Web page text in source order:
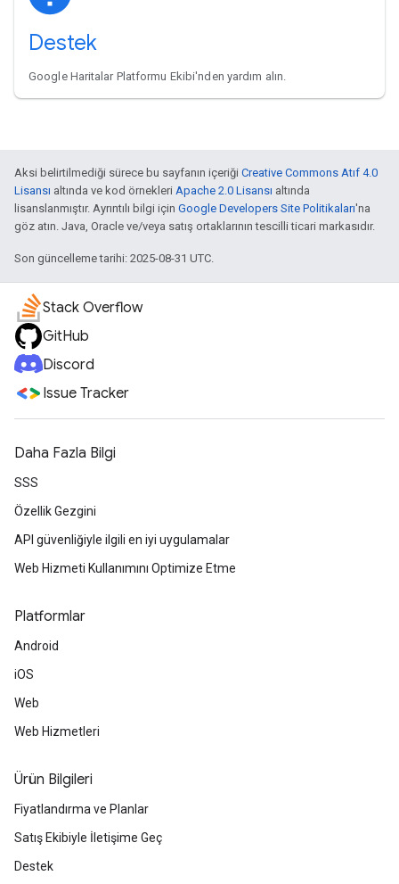
Destek
Google Haritalar Platformu Ekibi'nden yardım alın.
Aksi belirtilmediği sürece bu sayfanın içeriği Creative Commons Atıf 4.0
Lisansı altında ve kod örnekleri Apache 2.0 Lisansı altında
lisanslanmıştır. Ayrıntılı bilgi için Google Developers Site Politikaları'na
göz atın. Java, Oracle ve/veya satış ortaklarının tescilli ticari markasıdır.
Son güncelleme tarihi: 2025-08-31 UTC.
Stack Overflow
GitHub
Discord
Issue Tracker
Daha Fazla Bilgi
SSS
Özellik Gezgini
API güvenliğiyle ilgili en iyi uygulamalar
Web Hizmeti Kullanımını Optimize Etme
Platformlar
Android
iOS
Web
Web Hizmetleri
Ürün Bilgileri
Fiyatlandırma ve Planlar
Satış Ekibiyle İletişime Geç
Destek